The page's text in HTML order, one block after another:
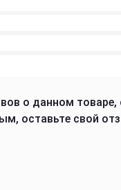
о данном товаре,
оставьте свой